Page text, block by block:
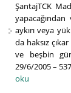
ŞantajTCK
aykırı veya
da haksız
ve beşbin
29/6/2005 –
oku